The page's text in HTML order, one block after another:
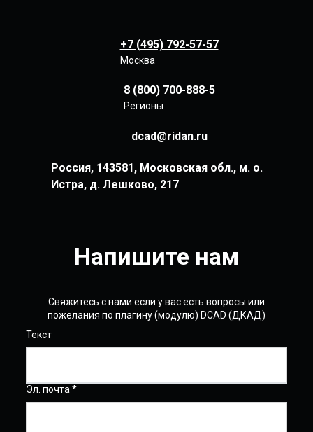
+7 (495) 792-57-57
Москва
8 (800) 700-888-5
Регионы
dcad@ridan.ru
Россия, 143581, Московская обл., м. о.
Истра, д. Лешково, 217
Напишите нам
Свяжитесь с нами если у вас есть вопросы или
пожелания по плагину (модулю) DCAD (ДКАД)
Текст
Эл. почта *